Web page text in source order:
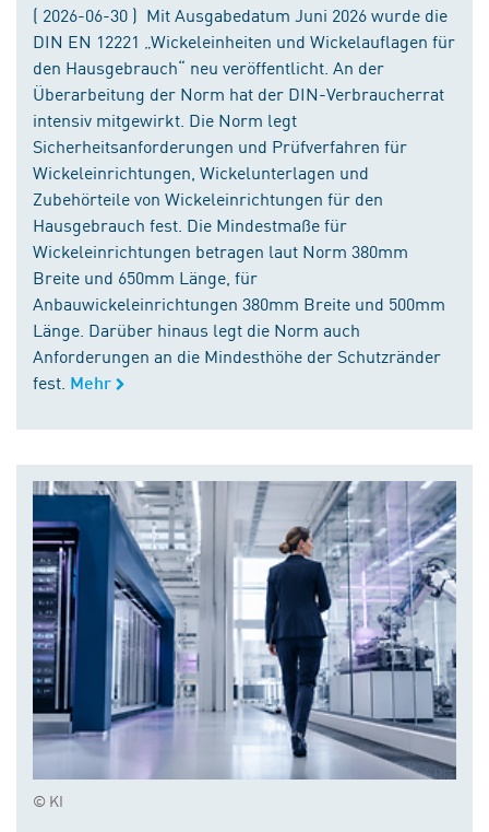
( 2026-06-30 ) Mit Ausgabedatum Juni 2026 wurde die
DIN EN 12221 „Wickeleinheiten und Wickelauflagen für
den Hausgebrauch“ neu veröffentlicht. An der
Überarbeitung der Norm hat der DIN-Verbraucherrat
intensiv mitgewirkt. Die Norm legt
Sicherheitsanforderungen und Prüfverfahren für
Wickeleinrichtungen, Wickelunterlagen und
Zubehörteile von Wickeleinrichtungen für den
Hausgebrauch fest. Die Mindestmaße für
Wickeleinrichtungen betragen laut Norm 380mm
Breite und 650mm Länge, für
Anbauwickeleinrichtungen 380mm Breite und 500mm
Länge. Darüber hinaus legt die Norm auch
Anforderungen an die Mindesthöhe der Schutzränder
fest. Mehr
© KI